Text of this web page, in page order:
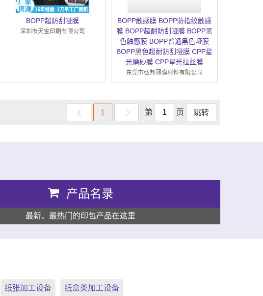
BOPP超防刮哑膜
深圳市天宝印刷有限公司
BOPP触感膜 BOPP防指纹触感
膜 BOPP超耐防刮哑膜 BOPP黑
色触感膜 BOPP普通黑色哑膜
BOPP黑色超耐防刮哑膜 CPP星
光磨砂膜 CPP星光拉丝膜
东莞市弘邦薄膜材料有限公司
1 第 页 跳转
产品名录
最新、最热门的印包产品在这里
纸张加工设备 纸盒类加工设备